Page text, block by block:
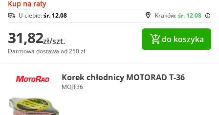
Kup na raty
Kraków:śr. 12.08
U ciebie:śr. 12.08
31,82zł/szt.
Darmowa dostawa od 250 zł
do koszyka
Korek chłodnicy MOTORAD T-36
MOJT36